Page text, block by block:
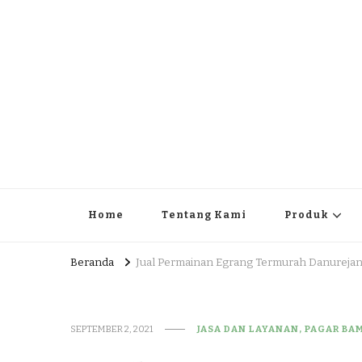
Home Tentang Kami Produk
Beranda Jual Permainan Egrang Termurah
SEPTEMBER 2, 2021 JASA DAN LAYANAN, PAGAR